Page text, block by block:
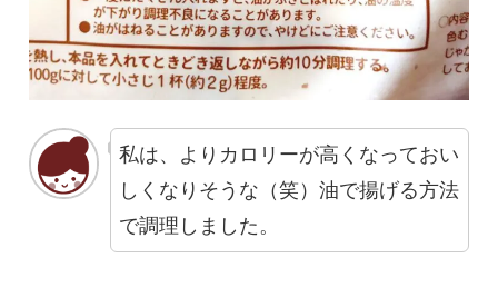
私は、よりカロリーが高くなっておい
しくなりそうな（笑）油で揚げる方法
で調理しました。